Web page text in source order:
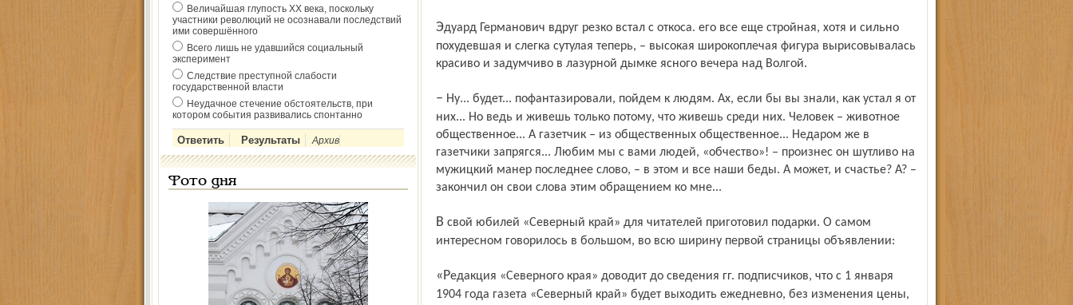
Величайшая глупость ХХ века, поскольку
участники революций не осознавали последствий
ими совершённого
Всего лишь не удавшийся социальный
эксперимент
Следствие преступной слабости
государственной власти
Неудачное стечение обстоятельств, при
котором события развивались спонтанно
Архив
Фото дня
Эдуард Германович вдруг резко встал с откоса. его все еще стройная, хотя и сильно
похудевшая и слегка сутулая теперь, – высокая широкоплечая фигура вырисовывалась
красиво и задумчиво в лазурной дымке ясного вечера над Волгой.
– Ну... будет... пофантазировали, пойдем к людям. Ах, если бы вы знали, как устал я от
них... Но ведь и живешь только потому, что живешь среди них. Человек – животное
общественное... А газетчик – из общественных общественное... Недаром же в
газетчики запрягся... Любим мы с вами людей, «обчество»! – произнес он шутливо на
мужицкий манер последнее слово, – в этом и все наши беды. А может, и счастье? А? –
закончил он свои слова этим обращением ко мне...
В свой юбилей «Северный край» для читателей приготовил подарки. О самом
интересном говорилось в большом, во всю ширину первой страницы объявлении:
«Редакция «Северного края» доводит до сведения гг. подписчиков, что с 1 января
1904 года газета «Северный край» будет выходить ежедневно, без изменения цены,